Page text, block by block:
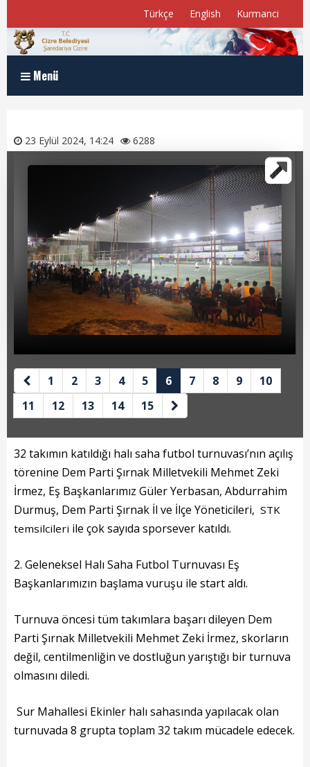
Türkçe English Kurmanci
Menü
Kurumsal
Program ve Raporlar
Meclis Üyelerimiz
E-Belediye
Beyan Bilgileri
Tahakkuk Bilgileri
Tahsilat Bilgileri
Sicil Kodu ile Tahsilat
Sicil Arama
Şikayet Bildirim Formu
Başkan
Başkanın Özgeçmişi
Başkanın Mesajı
Başkanın Albümü
Başkana Mesaj
23 Eylül 2024, 14:24 6288
1 2 3 4 5 6 7 8 9
10
11
12 13 14 15
32 takımın katıldığı halı saha futbol turnuvası’nın açılış
törenine Dem Parti Şırnak Milletvekili Mehmet Zeki
İrmez, Eş Başkanlarımız Güler Yerbasan, Abdurrahim
Durmuş, Dem Parti Şırnak İl ve İlçe Yöneticileri, STK
temsilcileri ile çok sayıda sporsever katıldı.
2. Geleneksel Halı Saha Futbol Turnuvası Eş
Başkanlarımızın başlama vuruşu ile start aldı.
Turnuva öncesi tüm takımlara başarı dileyen Dem
Parti Şırnak Milletvekili Mehmet Zeki İrmez, skorların
değil, centilmenliğin ve dostluğun yarıştığı bir turnuva
olmasını diledi.
Sur Mahallesi Ekinler halı sahasında yapılacak olan
turnuvada 8 grupta toplam 32 takım mücadele edecek.